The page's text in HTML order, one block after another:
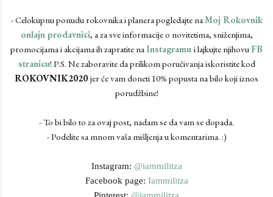
- Celokupnu ponudu rokovnika i planera pogledajte na Moj Rokovnik
onlajn prodavnici, a za sve informacije o novitetima, sniženjima,
promocijama i akcijama ih zapratite na Instagramu i lajkujte njihovu FB
stranicu! P.S. Ne zaboravite da prilikom poručivanja iskoristite kod
ROKOVNIK2020 jer će vam doneti 10% popusta na bilo koji iznos
porudžbine!
- To bi bilo to za ovaj post, nadam se da vam se dopada.
- Podelite sa mnom vaša mišljenja u komentarima. :)
Instagram: @iammilitza
Facebook page: Iammilitza
Pinterest: @iammilitza